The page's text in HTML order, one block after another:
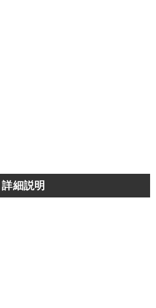
詳細説明